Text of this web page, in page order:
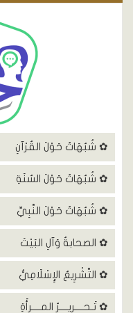
✿ شُبُهَاتٌ حَوْلَ القُرْآنِ
✿ شُبُهَاتٌ حَوْلَ السُنَةِ
✿ شُبُهَاتٌ حَوْلَ النَّبِيِّ
✿ الصحابةُ وَآلِ البَيْتَ
✿ التَّشْرِيعُ الإِسْلَامِيُّ
✿ تَـحــــريــــرُ المــــرأَةِ